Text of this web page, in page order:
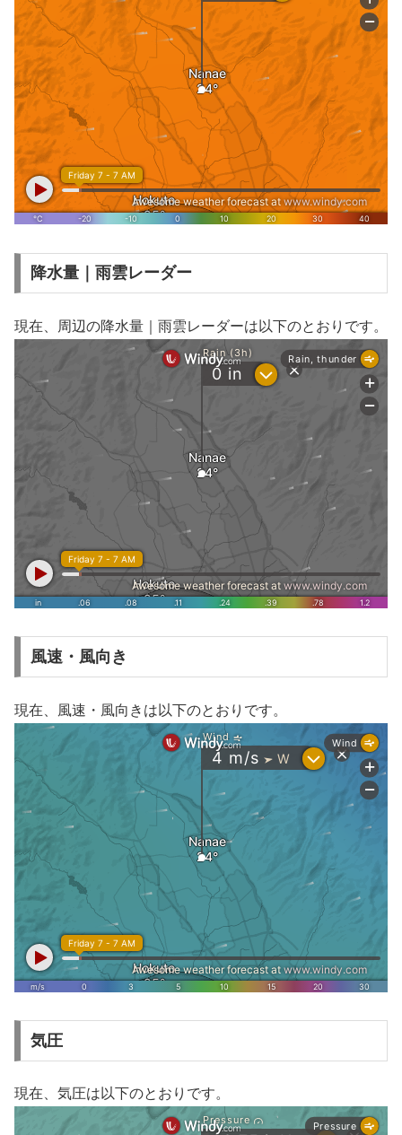
降水量｜雨雲レーダー
現在、周辺の降水量｜雨雲レーダーは以下のとおりです。
風速・風向き
現在、風速・風向きは以下のとおりです。
気圧
現在、気圧は以下のとおりです。